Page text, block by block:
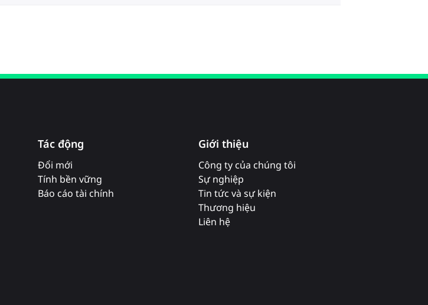
Tác động
Đổi mới
Tính bền vững
Báo cáo tài chính
Giới thiệu
Công ty của chúng tôi
Sự nghiệp
Tin tức và sự kiện
Thương hiệu
Liên hệ